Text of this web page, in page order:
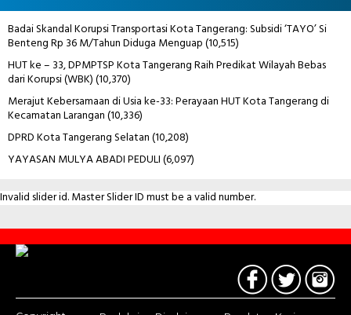
Badai Skandal Korupsi Transportasi Kota Tangerang: Subsidi ‘TAYO’ Si
Benteng Rp 36 M/Tahun Diduga Menguap(10,515)
HUT ke – 33, DPMPTSP Kota Tangerang Raih Predikat Wilayah Bebas
dari Korupsi (WBK)(10,370)
Merajut Kebersamaan di Usia ke-33: Perayaan HUT Kota Tangerang di
Kecamatan Larangan(10,336)
DPRD Kota Tangerang Selatan(10,208)
YAYASAN MULYA ABADI PEDULI(6,097)
Invalid slider id. Master Slider ID must be a valid number.
Contact
Us